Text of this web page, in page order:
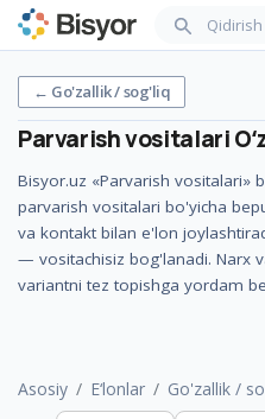
← Go'zallik / sog'liq
Parvarish vositalari
Bisyor.uz «Parvarish
parvarish vositalari bo'yicha
va kontakt bilan e'lon
— vositachisiz bog'lanadi. Narx
variantni tez topishga yordam
Asosiy E‘lonlar Go'zallik /